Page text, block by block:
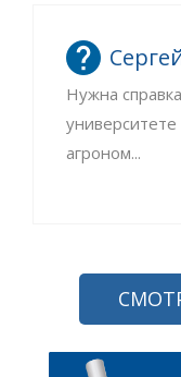
Нужна
агроном...